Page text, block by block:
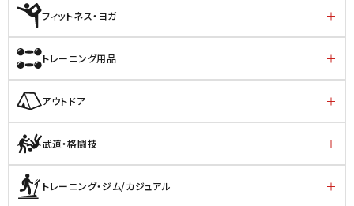
フィットネス・ヨガ
トレーニング用品
アウトドア
武道・格闘技
トレーニング・ジム/カジュアル